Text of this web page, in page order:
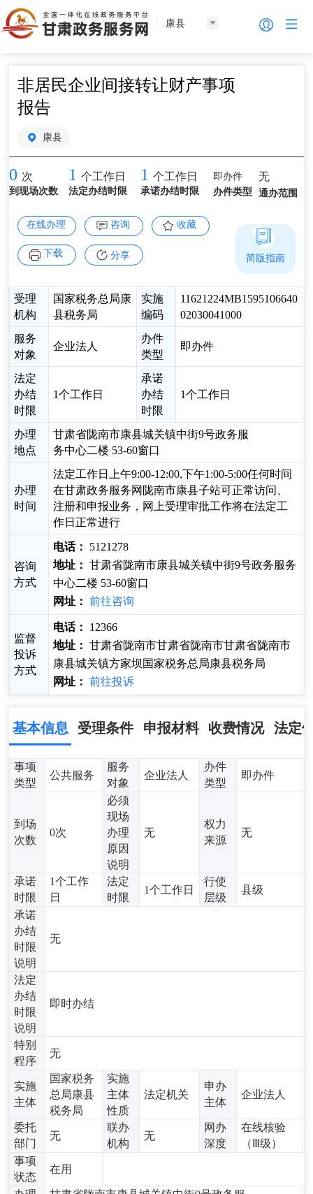
康县
非居民企业间接转让财产事项
报告
康县
0 次
到现场次数
1 个工作日
法定办结时限
1 个工作日
承诺办结时限
即办件
办件类型
无
通办范围
在线办理 咨询 收藏
下载 分享
受理
机构
国家税务总局康
县税务局
实施
编码
11621224MB1595106640
02030041000
服务
对象
企业法人
办件
类型
即办件
法定
办结
时限
1个工作日
承诺
办结
时限
1个工作日
办理
地点
甘肃省陇南市康县城关镇中街9号政务服
务中心二楼 53-60窗口
办理
时间
法定工作日上午9:00-12:00,下午1:00-5:00任何时间
在甘肃政务服务网陇南市康县子站可正常访问、
注册和申报业务，网上受理审批工作将在法定工
作日正常进行
咨询
方式
电话：
5121278
地址： 甘肃省陇南市康县城关镇中街9号政务服务
中心二楼 53-60窗口
网址： 前往咨询
监督
投诉
方式
电话：
12366
地址： 甘肃省陇南市甘肃省陇南市甘肃省陇南市
康县城关镇方家坝国家税务总局康县税务局
网址： 前往投诉
简版指南
基本信息 受理条件 申报材料 收费情况 法定
事项
类型
公共服务
服务
对象
企业法人
办件
类型
即办件
到场
次数
0次
必须
现场
办理
原因
说明
无
权力
来源
无
承诺
时限
1个工作
日
法定
时限
1个工作日
行使
层级
县级
承诺
办结
时限
说明
无
法定
办结
时限
说明
即时办结
特别
程序
无
实施
主体
国家税务
总局康县
税务局
实施
主体
性质
法定机关
申办
主体
企业法人
委托
部门
无
联办
机构
无
网办
深度
在线核验
（Ⅲ级）
事项
状态
在用